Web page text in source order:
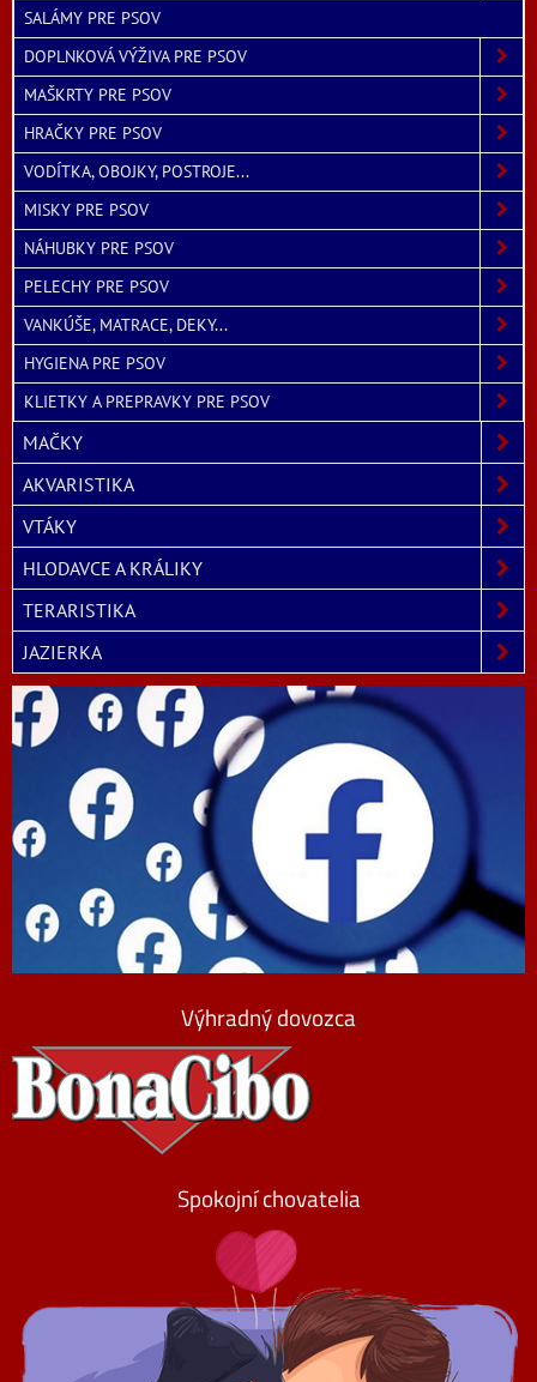
SALÁMY PRE PSOV
DOPLNKOVÁ VÝŽIVA PRE PSOV
MAŠKRTY PRE PSOV
HRAČKY PRE PSOV
VODÍTKA, OBOJKY, POSTROJE...
MISKY PRE PSOV
NÁHUBKY PRE PSOV
PELECHY PRE PSOV
VANKÚŠE, MATRACE, DEKY...
HYGIENA PRE PSOV
KLIETKY A PREPRAVKY PRE PSOV
MAČKY
AKVARISTIKA
VTÁKY
HLODAVCE A KRÁLIKY
TERARISTIKA
JAZIERKA
Výhradný dovozca
Spokojní chovatelia